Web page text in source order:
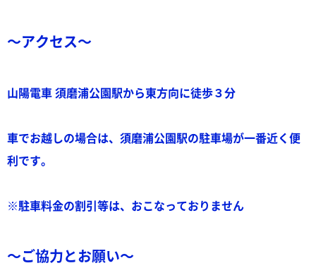
～アクセス～
山陽電車 須磨浦公園駅から東方向に徒歩３分
車でお越しの場合は、須磨浦公園駅の駐車場が一番近く便
利です。
※駐車料金の割引等は、おこなっておりません
～ご協力とお願い～